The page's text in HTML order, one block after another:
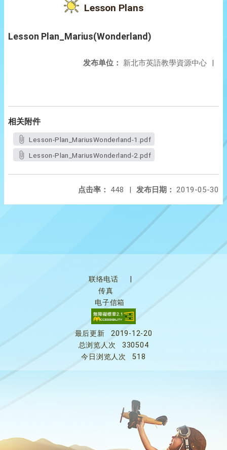
Lesson Plans
Lesson Plan_Marius(Wonderland)
发布单位： 新北市英語教學資源中心 |
相关附件
Lesson-Plan_MariusWonderland-1.pdf
Lesson-Plan_MariusWonderland-2.pdf
发布日期： 2019-05-30
点击率： 448 |
联络电话
传真
电子信箱
最后更新
2019-12-20
总浏览人次
330504
今日浏览人次
518